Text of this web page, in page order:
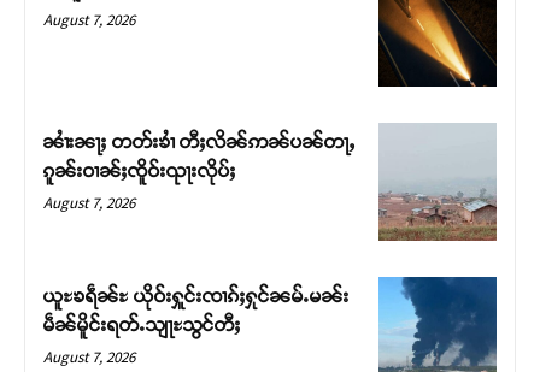
တႃႇႁႂ်ႈသဵင်ၵၢင်ၸႂ်ၵူၼ်းမိူင်း ၵူႈတီႈၵူႈလႅၼ်ပေႃးတေၸွ
တ်ႇ တူဝ်ႈလုမ်ႈၾႃႉၼၼ်ႉ ၶဝ်ႈႁူမ်ႈၵမ်ႉထႅမ် ၸုမ်းၶၢ
ဝ်ႇၽူႈတွႆႇႁွၵ်ႈ လႆႈယူႇၶႃႈဢေႃႈ။
August 7, 2026
ၼၢႆးၼႃႈ တတ်းၶၢႆ တီႈလိၼ်ဢၼ်ပၼ်တႃႇ
ၵူၼ်းဝၢၼ်ႈၸိူဝ်းၺႃးလိုပ်ႈ
August 7, 2026
ယူႊၶရဵၼ်ႊ ယိုဝ်းႁူင်းၸၢၵ်ႈႁုင်ၼမ်ႉမၼ်း
မဵၼ်မိူင်းရတ်ႉသျႃႊသွင်တီႈ
August 7, 2026